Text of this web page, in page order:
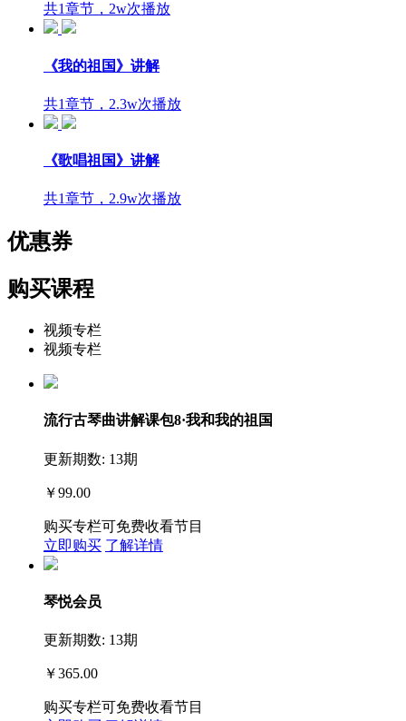
共1章节，2w次播放
《我的祖国》讲解
共1章节，2.3w次播放
《歌唱祖国》讲解
共1章节，2.9w次播放
优惠券
购买课程
视频专栏
视频专栏
流行古琴曲讲解课包8·我和我的祖国
更新期数: 13期
￥99.00
购买专栏可免费收看节目
立即购买 了解详情
琴悦会员
更新期数: 13期
￥365.00
购买专栏可免费收看节目